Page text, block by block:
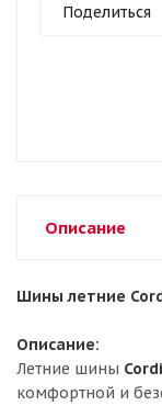
Поделиться
Описание
Шины летние
Описание:
Летние шины
комфортной и